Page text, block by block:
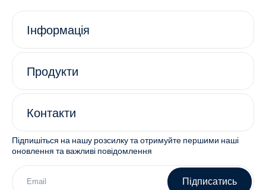
Інформація
Продукти
Контакти
Підпишіться на нашу розсилку та отримуйте першими наші
оновлення та важливі повідомлення
Підписатись